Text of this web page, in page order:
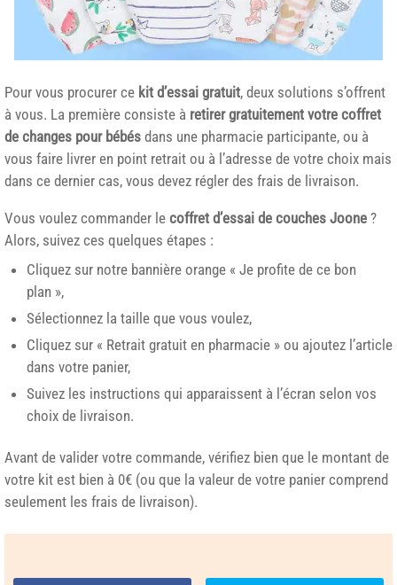
Pour vous procurer ce kit d’essai gratuit, deux solutions s’offrent
à vous. La première consiste à retirer gratuitement votre coffret
de changes pour bébés dans une pharmacie participante, ou à
vous faire livrer en point retrait ou à l’adresse de votre choix mais
dans ce dernier cas, vous devez régler des frais de livraison.
Vous voulez commander le coffret d’essai de couches Joone ?
Alors, suivez ces quelques étapes :
Cliquez sur notre bannière orange « Je profite de ce bon
plan »,
Sélectionnez la taille que vous voulez,
Cliquez sur « Retrait gratuit en pharmacie » ou ajoutez l’article
dans votre panier,
Suivez les instructions qui apparaissent à l’écran selon vos
choix de livraison.
Avant de valider votre commande, vérifiez bien que le montant de
votre kit est bien à 0€ (ou que la valeur de votre panier comprend
seulement les frais de livraison).